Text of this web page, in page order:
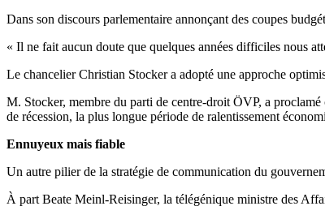
Dans son discours parlementaire annonçant des coupes
« Il ne fait aucun doute que quelques années difficiles nous
Le chancelier Christian Stocker a adopté une approche
M. Stocker, membre du parti de centre-droit ÖVP, a
de récession, la plus longue période de ralentissement
Ennuyeux mais fiable
Un autre pilier de la stratégie de communication du
À part Beate Meinl-Reisinger, la télégénique ministre des